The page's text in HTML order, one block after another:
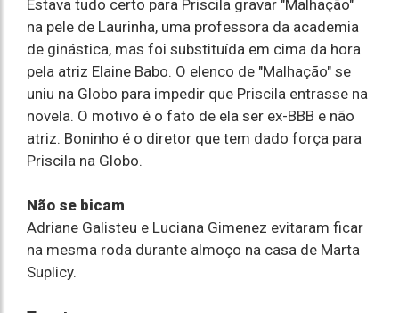
Estava tudo certo para Priscila gravar "Malhação"
na pele de Laurinha, uma professora da academia
de ginástica, mas foi substituída em cima da hora
pela atriz Elaine Babo. O elenco de "Malhação" se
uniu na Globo para impedir que Priscila entrasse na
novela. O motivo é o fato de ela ser ex-BBB e não
atriz. Boninho é o diretor que tem dado força para
Priscila na Globo.
Não se bicam
Adriane Galisteu e Luciana Gimenez evitaram ficar
na mesma roda durante almoço na casa de Marta
Suplicy.